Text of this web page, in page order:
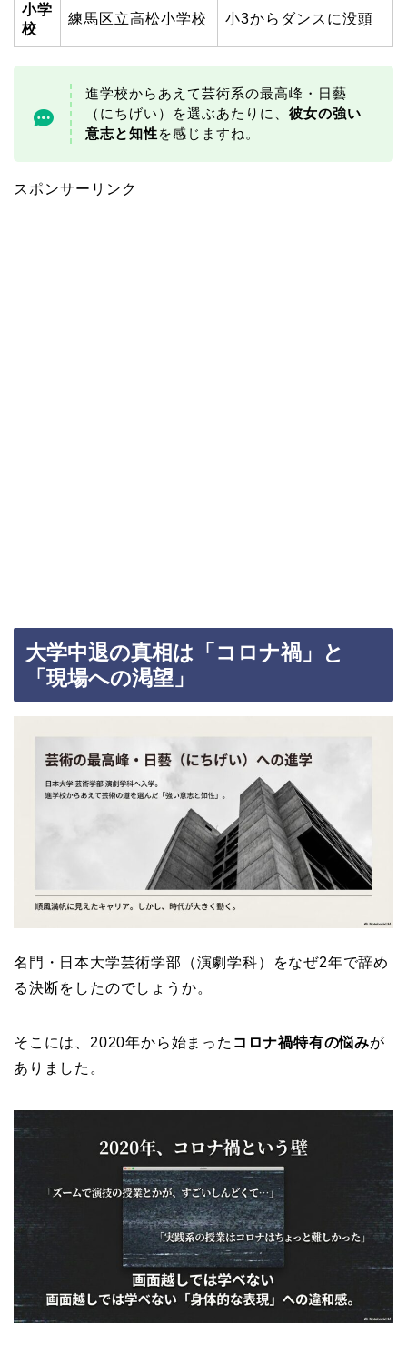
小学
校
練馬区立高松小学校 小3からダンスに没頭
進学校からあえて芸術系の最高峰・日藝
（にちげい）を選ぶあたりに、 彼女の強い
意志と知性を感じますね。
スポンサーリンク
大学中退の真相は「コロナ禍」と
「現場への渇望」
名門・日本大学芸術学部（演劇学科）をなぜ2年で辞め
る決断をしたのでしょうか。
そこには、2020年から始まった コロナ禍特有の悩みが
ありました。